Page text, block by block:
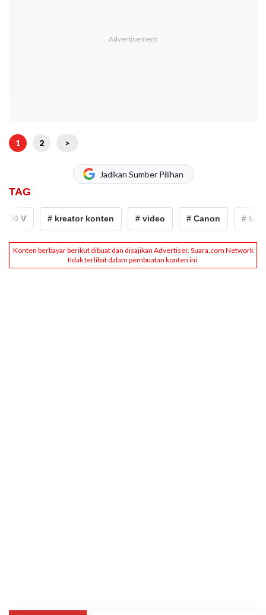
1 2 >
Jadikan Sumber Pilihan
TAG
V # kreator konten # video # Canon #